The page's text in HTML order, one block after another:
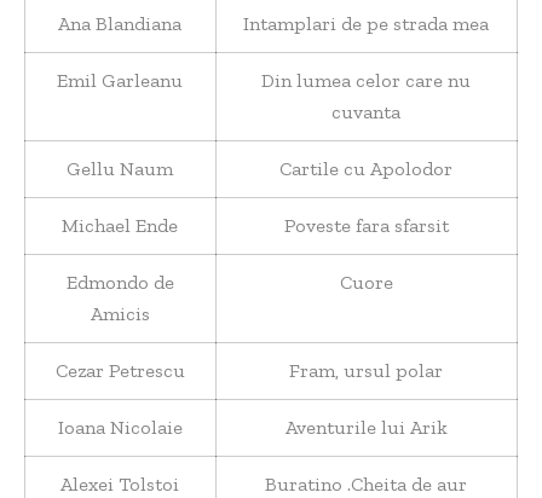
Ana Blandiana Intamplari de pe strada mea
Emil Garleanu
Din lumea celor care nu
cuvanta
Gellu Naum Cartile cu Apolodor
Michael Ende Poveste fara sfarsit
Edmondo de
Amicis
Cuore
Cezar Petrescu Fram, ursul polar
Ioana Nicolaie Aventurile lui Arik
Alexei Tolstoi Buratino .Cheita de aur